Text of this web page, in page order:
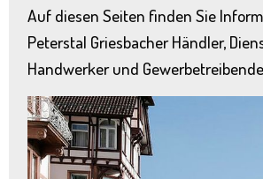
Auf diesen Seiten finden Sie
Peterstal Griesbacher Händler,
Handwerker und